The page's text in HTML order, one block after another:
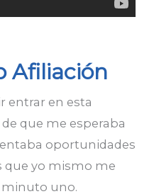
Afiliación
entrar en esta
que me esperaba
oportunidades
que yo mismo me
minuto uno.